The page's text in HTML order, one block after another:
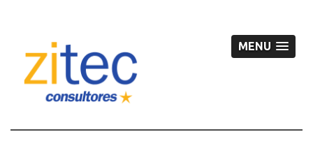
MENU